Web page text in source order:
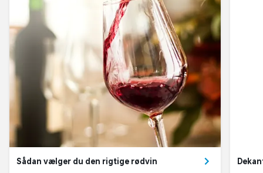
Sådan vælger du den rigtige rødvin